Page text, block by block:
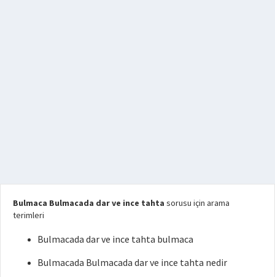
Bulmaca Bulmacada dar ve ince tahta sorusu için arama
terimleri
Bulmacada dar ve ince tahta bulmaca
Bulmacada Bulmacada dar ve ince tahta nedir